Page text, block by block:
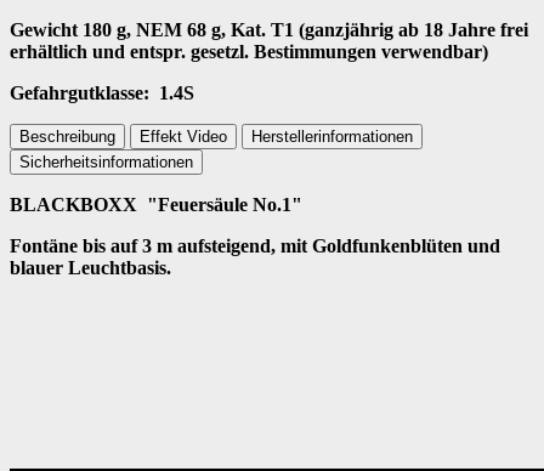
Gewicht 180 g, NEM 68 g, Kat. T1 (ganzjährig ab 18 Jahre frei
erhältlich und entspr. gesetzl. Bestimmungen verwendbar)
Gefahrgutklasse: 1.4S
Beschreibung Effekt Video
Herstellerinformationen
Sicherheitsinformationen
BLACKBOXX "Feuersäule No.1"
Fontäne bis auf 3 m aufsteigend, mit Goldfunkenblüten und
blauer Leuchtbasis.